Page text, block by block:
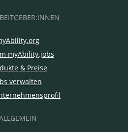
myAbility.jobs
& Preise
verwalten